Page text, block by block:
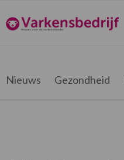
de
hoofdnavigatie
de
hoofd
de
eerste
de
voettekst
Varkensbedrijf.be
Nieuws Gezondheid